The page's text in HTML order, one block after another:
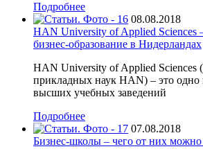
Подробнее
08.08.2018
HAN University of Applied Sciences
бизнес-образование в Нидерландах
HAN University of Applied Sciences
прикладных наук HAN) – это
высших учебных заведений
Подробнее
07.08.2018
Бизнес-школы – чего от них можно